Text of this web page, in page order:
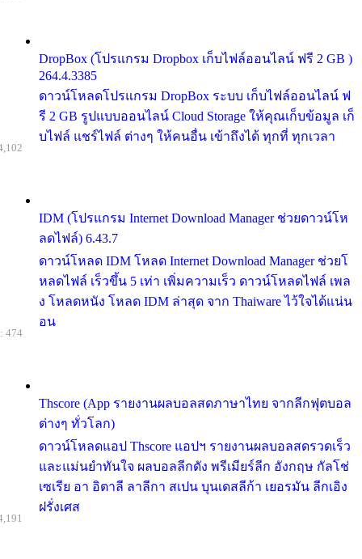
DropBox (โปรแกรม Dropbox เก็บไฟล์ออนไลน์ ฟรี 2 GB )
264.4.3385
ดาวน์โหลดโปรแกรม DropBox ระบบ เก็บไฟล์ออนไลน์ ฟ
รี 2 GB รูปแบบออนไลน์ Cloud Storage ให้คุณเก็บข้อมูล เก็
บไฟล์ แชร์ไฟล์ ต่างๆ ให้คนอื่น เข้าถึงได้ ทุกที่ ทุกเวลา
IDM (โปรแกรม Internet Download Manager ช่วยดาวน์โห
ลดไฟล์) 6.43.7
ดาวน์โหลด IDM โหลด Internet Download Manager ช่วยโ
หลดไฟล์ เร็วขึ้น 5 เท่า เพิ่มความเร็ว ดาวน์โหลดไฟล์ เพล
ง โหลดหนัง โหลด IDM ล่าสุด จาก Thaiware ไว้ใจได้แน่น
อน
Thscore (App รายงานผลบอลสดภาษาไทย จากลีกฟุตบอล
ต่างๆ ทั่วโลก)
ดาวน์โหลดแอป Thscore แอปฯ รายงานผลบอลสดรวดเร็ว
และแม่นยำทันใจ ผลบอลลีกดัง พรีเมียร์ลีก อังกฤษ กัลโช่
เซเรีย อา อิตาลี ลาลีกา สเปน บุนเดสลีก้า เยอรมัน ลีกเอิง
ฝรั่งเศส
474